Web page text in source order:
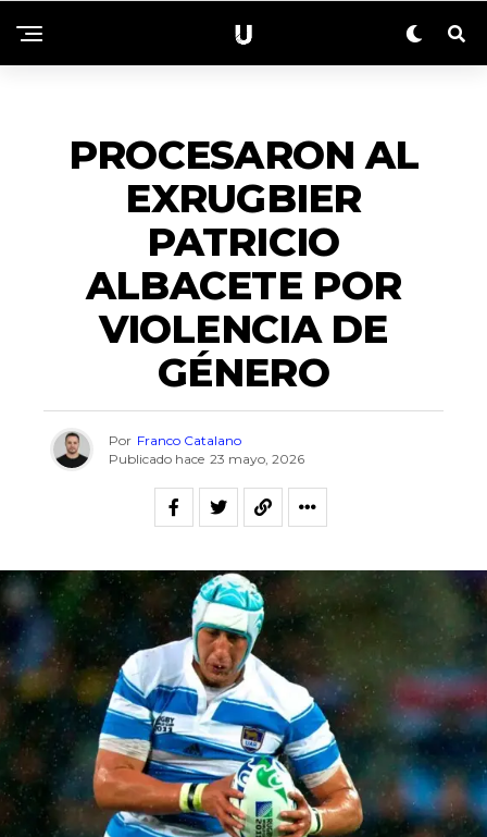
PROCESARON AL
EXRUGBIER
PATRICIO
ALBACETE POR
VIOLENCIA DE
GÉNERO
Por Franco Catalano
Publicado hace 23 mayo, 2026